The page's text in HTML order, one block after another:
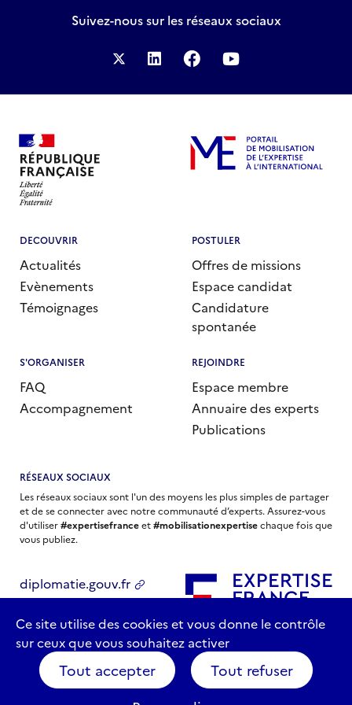
2023
Suivez-noussur les réseaux sociaux
DECOUVRIR
Actualités
Evènements
Témoignages
POSTULER
Offres de missions
Espace candidat
Candidature
spontanée
S'ORGANISER
FAQ
Accompagnement
REJOINDRE
Espace membre
Annuaire des experts
Publications
RÉSEAUX SOCIAUX
Les réseaux sociaux sont l'un des moyens les plus simples de partager
et de se connecter avec notre communauté d’experts. Assurez-vous
d'utiliser#expertisefranceet#mobilisationexpertisechaque fois que
vous publiez.
diplomatie.gouv.fr
economie.gouv.fr
Conditions générales d’usage
Protection des données personnelles
Contact
Ce site utilise des cookies et vous donne le contrôle
sur ceux que vous souhaitez activer
Tout accepter
Tout refuser